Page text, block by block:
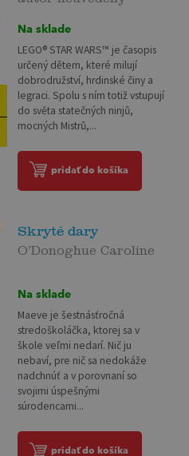
Na sklade
LEGO® STAR WARS™ je časopis
určený dětem, které milují
dobrodružství, hrdinské činy a
legraci. Spolu s ním totiž vstupují
do světa statečných ninjů,
mocných Mistrů,...
pridať do košíka
Skryté dary
O’Donoghue Caroline
Na sklade
Maeve je šestnásťročná
stredoškoláčka, ktorej sa v
škole veľmi nedarí. Nič ju
nebaví, pre nič sa nedokáže
nadchnúť a v porovnaní so
svojimi úspešnými
súrodencami...
pridať do košíka